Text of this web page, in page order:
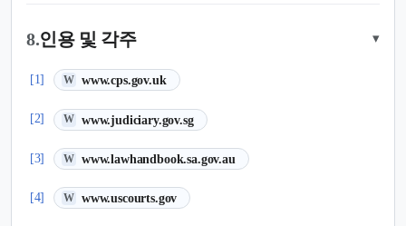
8.인용 및 각주 ▾
[1] W www.cps.gov.uk
(새 탭에서 열림)
[2] W www.judiciary.gov.sg
(새 탭에서 열림)
[3] W www.lawhandbook.sa.gov.au
(새 탭에서 열림)
[4] W www.uscourts.gov
(새 탭에서 열림)